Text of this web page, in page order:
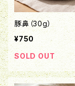
豚鼻（30g）
¥750
SOLD OUT